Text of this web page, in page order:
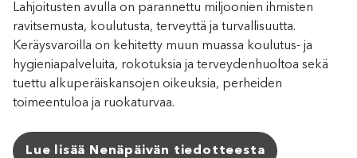
Lahjoitusten avulla on parannettu miljoonien ihmisten
ravitsemusta, koulutusta, terveyttä ja turvallisuutta.
Keräysvaroilla on kehitetty muun muassa koulutus- ja
hygieniapalveluita, rokotuksia ja terveydenhuoltoa sekä
tuettu alkuperäiskansojen oikeuksia, perheiden
toimeentuloa ja ruokaturvaa.
Lue lisää Nenäpäivän tiedotteesta